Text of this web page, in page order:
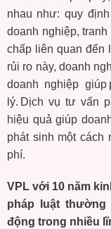
nhau như:quy định
doanh nghiệp,tranh
chấp
liên quan đến
rủi ro này, doanh
doanh nghiệp giúp
lý. Dịch vụ tư vấn
hiệu quả giúp
phát sinh một cách
phí.
VPL với10 năm
pháp
luật thường
động trong nhiều